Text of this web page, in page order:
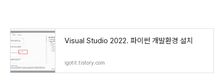
Visual Studio 2022. 파이썬 개발환경 설치
igotit.tistory.com